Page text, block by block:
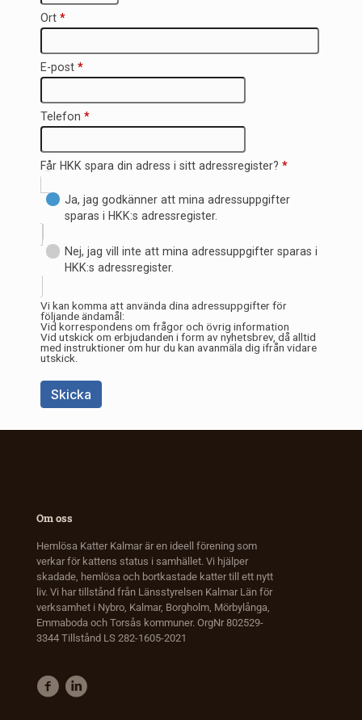
Om oss
Hemlösa Katter Kalmar är en ideell förening som
verkar för kattens status i samhället. Vi hjälper
skadade, hemlösa och bortkastade katter till ett nytt
liv. Vi har tillstånd från Länsstyrelsen Kalmar Län för
verksamhet i Nybro, Kalmar, Borgholm, Mörbylånga,
Emmaboda och Torsås kommuner. OrgNr 802529-
3344 Tillstånd LS 282-1605-2021